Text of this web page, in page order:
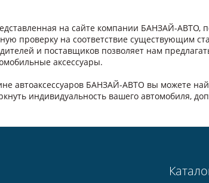
на сайте компании БАНЗАЙ-АВТО,
проверку на соответствие существующим
и поставщиков позволяет нам
аксессуары.
автоаксессуаров БАНЗАЙ-АВТО вы можете
индивидуальность вашего автомобиля,